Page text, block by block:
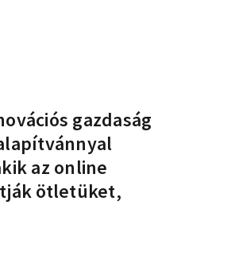
gazdaság
az online
ötletüket,